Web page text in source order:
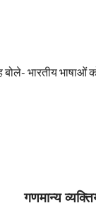
भारतीय भाषाओं
गणमान्य